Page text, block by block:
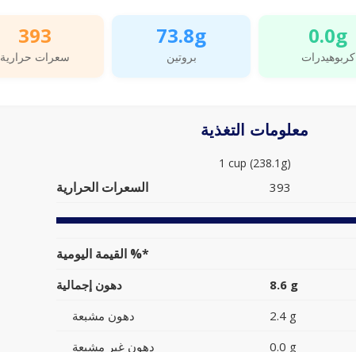
393
سعرات حرارية
73.8g
بروتين
0.0g
كربوهيدرات
معلومات التغذية
1 cup (238.1g)
السعرات الحرارية 393
القيمة اليومية %*
دهون إجمالية 8.6 g
دهون مشبعة
2.4 g
دهون غير مشبعة
0.0 g